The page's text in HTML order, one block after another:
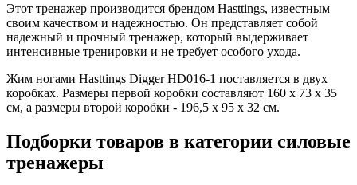
Этот тренажер производится брендом Hasttings, известным
своим качеством и надежностью. Он представляет собой
надежный и прочный тренажер, который выдерживает
интенсивные тренировки и не требует особого ухода.
Жим ногами Hasttings Digger HD016-1 поставляется в двух
коробках. Размеры первой коробки составляют 160 х 73 х 35
см, а размеры второй коробки - 196,5 х 95 х 32 см.
Подборки товаров в категории силовые
тренажеры